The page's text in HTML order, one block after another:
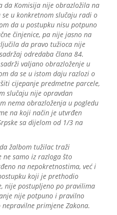
da Komisija nije obrazložila na
se u konkretnom slučaju radi o
da u postupku nisu potpuno
činjenice, pa nije jasno na
da pravo tužioca nije
odredaba člana 84.
valjano obrazloženje u
da se u istom daju razlozi o
cijepanje predmetne parcele,
slučaju nije opravdan
nema obrazloženja u pogledu
na koji način je utvrđen
sa dijelom od 1/3 na
žalbom tužilac traži
ne samo iz razloga što
na nepokretnostima, već i
koji je prethodio
nije postupljeno po pravilima
nije potpuno i pravilno
primjene Zakona.